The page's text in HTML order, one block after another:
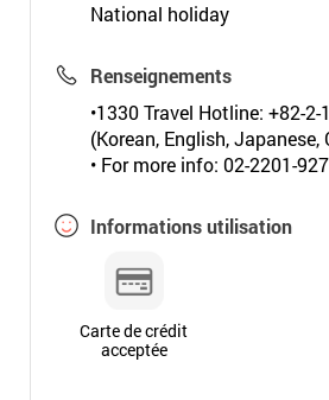
National holiday
Renseignements
•1330 Travel Hotline: +82-2-
(Korean, English, Japanese,
• For more info: 02-2201-
Informations utilisation
Carte de crédit
acceptée